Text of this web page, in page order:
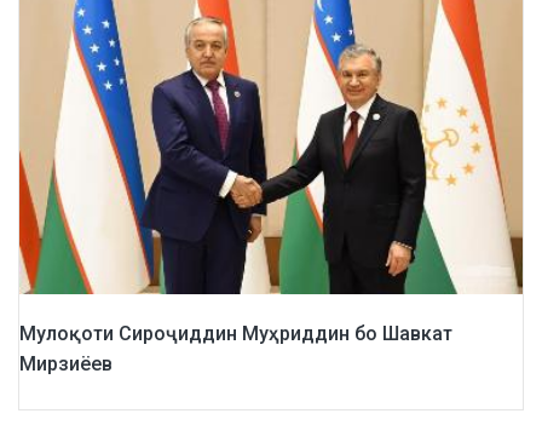
Мулоқоти Сироҷиддин Муҳриддин бо Шавкат
Мирзиёев